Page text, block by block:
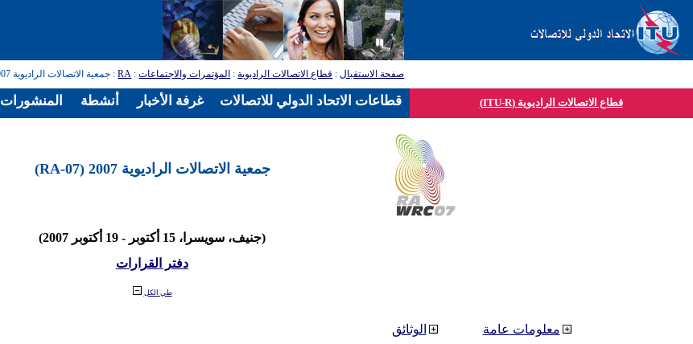
صفحة الاستقبال: قطاع الاتصالات الراديوية: المؤتمرات والاجتماعات:
RA: جمعية الاتصالات الراديوية 2007 (RA-07)
قطاع الاتصالات الراديوية (ITU-R)
جمعية الاتصالات الراديوية 2007 (RA-07)
(جنيف، سويسرا، 15 أكتوبر - 19 أكتوبر 2007)
دفتر القرارات
طي الكل
الوثائق
معلومات عامة
المنشورات أنشطة غرفة الأخبار قطاعات الاتحاد الدولي للاتصالات